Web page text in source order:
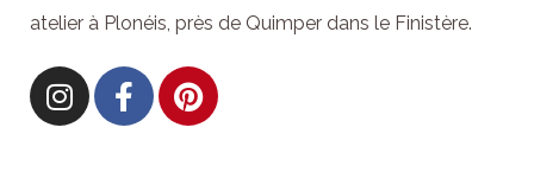
atelier à Plonéis, près de Quimper dans le Finistère.